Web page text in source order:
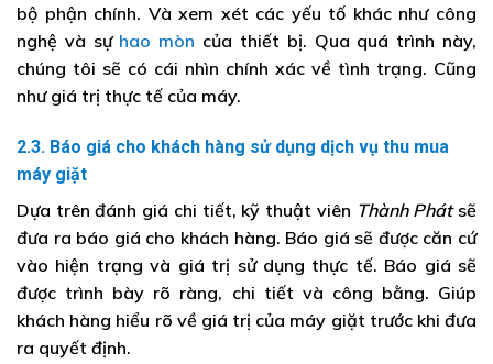
bộ phận chính. Và xem xét các yếu tố khác như công
nghệ và sự hao mòn của thiết bị. Qua quá trình này,
chúng tôi sẽ có cái nhìn chính xác về tình trạng. Cũng
như giá trị thực tế của máy.
2.3. Báo giá cho khách hàng sử dụng dịch vụ thu mua
máy giặt
Dựa trên đánh giá chi tiết, kỹ thuật viên Thành Phátsẽ
đưa ra báo giá cho khách hàng. Báo giá sẽ được căn cứ
vào hiện trạng và giá trị sử dụng thực tế. Báo giá sẽ
được trình bày rõ ràng, chi tiết và công bằng. Giúp
khách hàng hiểu rõ về giá trị của máy giặt trước khi đưa
ra quyết định.